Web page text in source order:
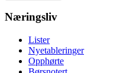
Næringsliv
Lister
Nyetableringer
Opphørte